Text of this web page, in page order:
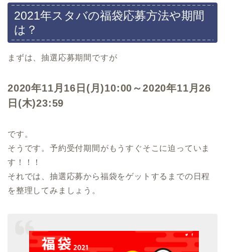
2021年スタバの福袋応募方法や期間
は？
まずは、抽選応募期間ですが
2020年11月16日(月)10:00～2020年11月26
日(木)23:59
です。
そうです。予約受付期間がもうすぐそこに迫っていま
す！！！
それでは、抽選応募から福袋をゲットするまでの日程
を整理してみましょう。